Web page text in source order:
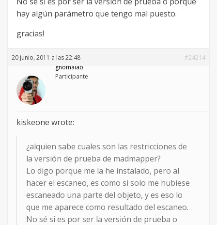
hay algún parámetro que tengo mal puesto.
gracias!
20 junio, 2011 a las 22:48
#24214
gnomalab
Participante
kiskeone wrote:
¿alquien sabe cuales son las restricciones de
la versión de prueba de madmapper?
Lo digo porque me la he instalado, pero al
hacer el escaneo, es como si solo me hubiese
escaneado una parte del objeto, y es eso lo
que me aparece como resultado del escaneo.
No sé si es por ser la versión de prueba o